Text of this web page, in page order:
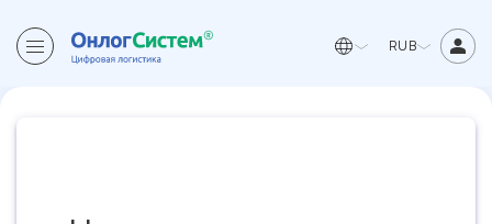
RUB